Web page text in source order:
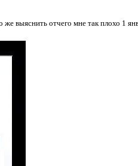
выяснить отчего мне так плохо 1